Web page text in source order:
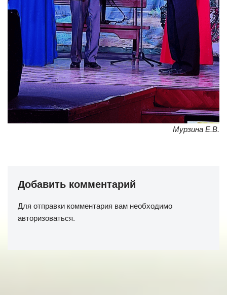
Мурзина Е.В.
Добавить комментарий
Для отправки комментария вам необходимо
авторизоваться.